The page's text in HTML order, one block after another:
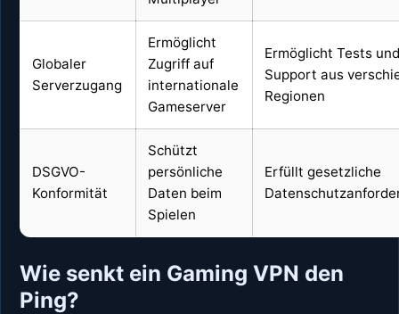
Globaler
Serverzugang
Ermöglicht
Zugriff auf
internationale
Gameserver
Ermöglicht Tests
Support aus
Regionen
DSGVO-
Konformität
Schützt
persönliche
Daten beim
Spielen
Erfüllt gesetzliche
Wie senkt ein Gaming VPN den
Ping?